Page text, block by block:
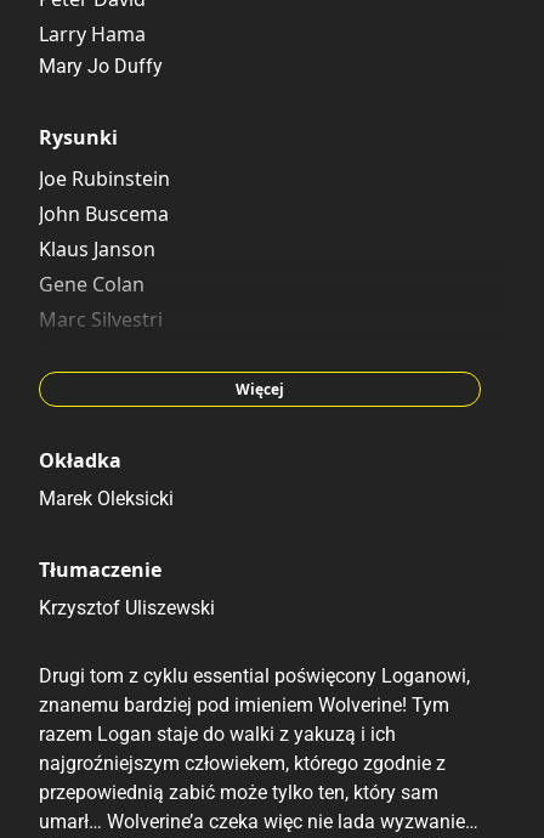
Larry Hama
Mary Jo Duffy
Rysunki
Joe Rubinstein
John Buscema
Klaus Janson
Gene Colan
Marc Silvestri
Barry Kitson
Keith Williams
Al Milgrom
Larry Stroman
Gerald Decaire
Więcej
Okładka
Marek Oleksicki
Tłumaczenie
Krzysztof Uliszewski
Drugi tom z cyklu essential poświęcony Loganowi,
znanemu bardziej pod imieniem Wolverine! Tym
razem Logan staje do walki z yakuzą i ich
najgroźniejszym człowiekem, którego zgodnie z
przepowiednią zabić może tylko ten, który sam
umarł… Wolverine’a czeka więc nie lada wyzwanie…